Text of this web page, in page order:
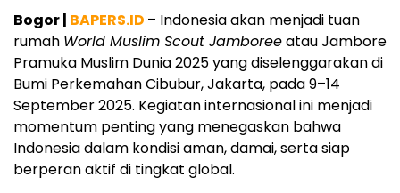
Bogor | BAPERS.ID – Indonesia akan menjadi tuan
rumah World Muslim Scout Jamboreeatau Jambore
Pramuka Muslim Dunia 2025 yang diselenggarakan di
Bumi Perkemahan Cibubur, Jakarta, pada 9–14
September 2025. Kegiatan internasional ini menjadi
momentum penting yang menegaskan bahwa
Indonesia dalam kondisi aman, damai, serta siap
berperan aktif di tingkat global.